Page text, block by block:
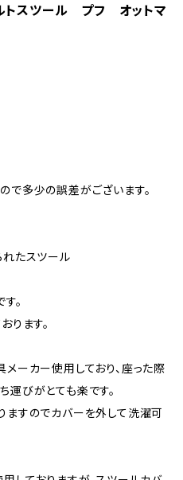
トスツール プフ オットマ
で多少の誤差がございます。
れたスツール
。
ります。
ーカー使用しており、座った際
運びがとても楽です。
ますのでカバーを外して洗濯可